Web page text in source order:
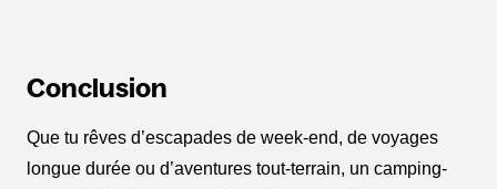
Conclusion
Que tu rêves d’escapades de week-end, de voyages
longue durée ou d’aventures tout-terrain, un camping-